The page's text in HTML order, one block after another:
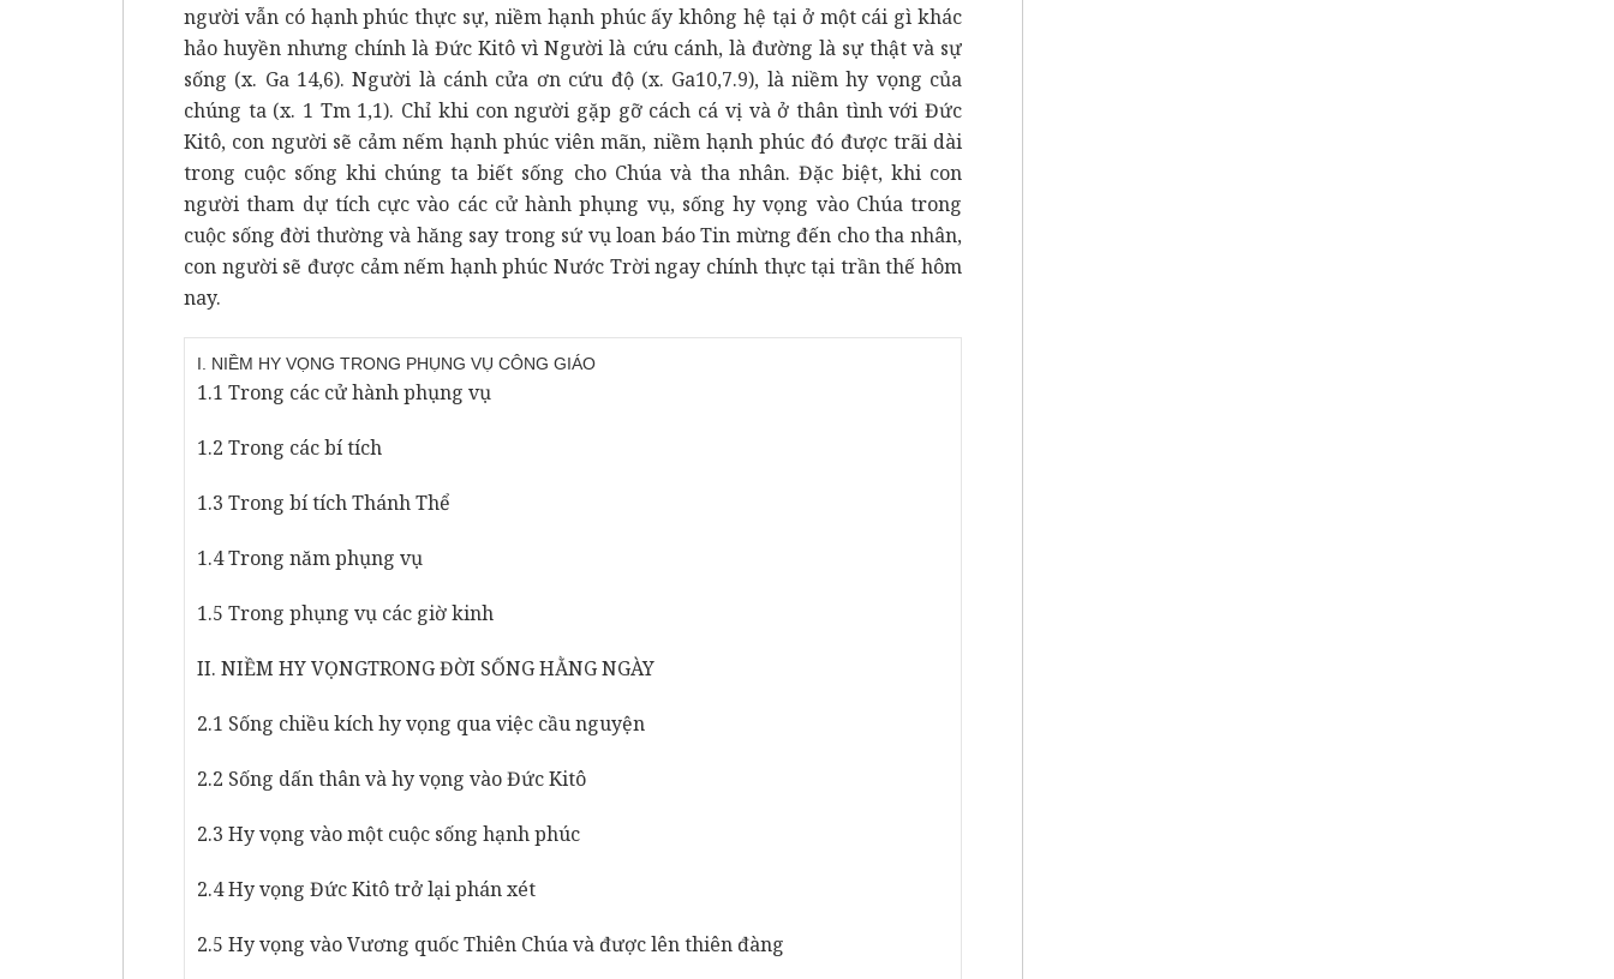
người vẫn có hạnh phúc thực sự, niềm hạnh phúc ấy không hệ tại ở một cái gì khác
hảo huyền nhưng chính là Đức Kitô vì Người là cứu cánh, là đường là sự thật và sự
sống (x. Ga 14,6). Người là cánh cửa ơn cứu độ (x. Ga10,7.9), là niềm hy vọng của
chúng ta (x. 1 Tm 1,1). Chỉ khi con người gặp gỡ cách cá vị và ở thân tình với Đức
Kitô, con người sẽ cảm nếm hạnh phúc viên mãn, niềm hạnh phúc đó được trãi dài
trong cuộc sống khi chúng ta biết sống cho Chúa và tha nhân. Đặc biệt, khi con
người tham dự tích cực vào các cử hành phụng vụ, sống hy vọng vào Chúa trong
cuộc sống đời thường và hăng say trong sứ vụ loan báo Tin mừng đến cho tha nhân,
con người sẽ được cảm nếm hạnh phúc Nước Trời ngay chính thực tại trần thế hôm
nay.
I. NIỀM HY VỌNG TRONG PHỤNG VỤ CÔNG GIÁO
1.1 Trong các cử hành phụng vụ
1.2 Trong các bí tích
1.3 Trong bí tích Thánh Thể
1.4 Trong năm phụng vụ
1.5 Trong phụng vụ các giờ kinh
II. NIỀM HY VỌNGTRONG ĐỜI SỐNG HẰNG NGÀY
2.1 Sống chiều kích hy vọng qua việc cầu nguyện
2.2 Sống dấn thân và hy vọng vào Đức Kitô
2.3 Hy vọng vào một cuộc sống hạnh phúc
2.4 Hy vọng Đức Kitô trở lại phán xét
2.5 Hy vọng vào Vương quốc Thiên Chúa và được lên thiên đàng